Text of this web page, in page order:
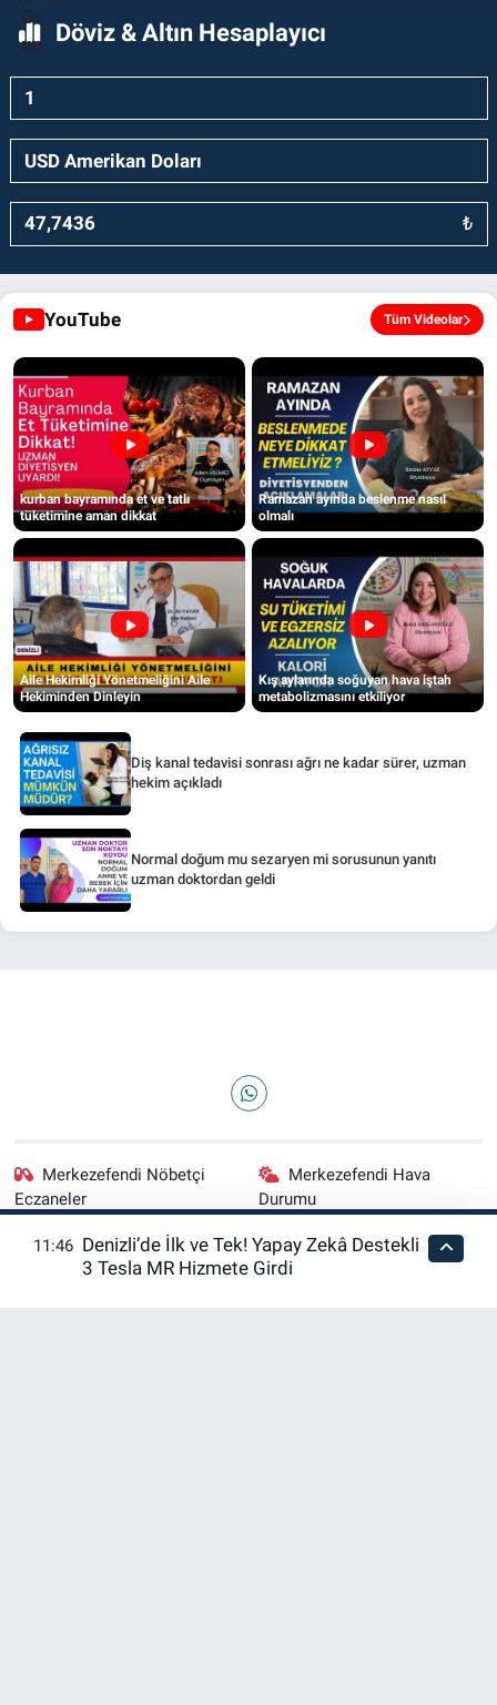
Döviz & Altın Hesaplayıcı
₺
YouTube Tüm Videolar
kurban bayramında et ve tatlı
tüketimine aman dikkat
Ramazan ayında beslenme nasıl
olmalı
Aile Hekimliği Yönetmeliğini Aile
Hekiminden Dinleyin
Kış aylarında soğuyan hava iştah
metabolizmasını etkiliyor
Diş kanal tedavisi sonrası ağrı ne kadar sürer, uzman
hekim açıkladı
Normal doğum mu sezaryen mi sorusunun yanıtı
uzman doktordan geldi
Merkezefendi Nöbetçi
Eczaneler
Merkezefendi Hava
Durumu
Merkezefendi Trafik
Yoğunluk Haritası
Puan Durumu ve Fikstür
11:46 Denizli’de İlk ve Tek! Yapay Zekâ Destekli
3 Tesla MR Hizmete Girdi